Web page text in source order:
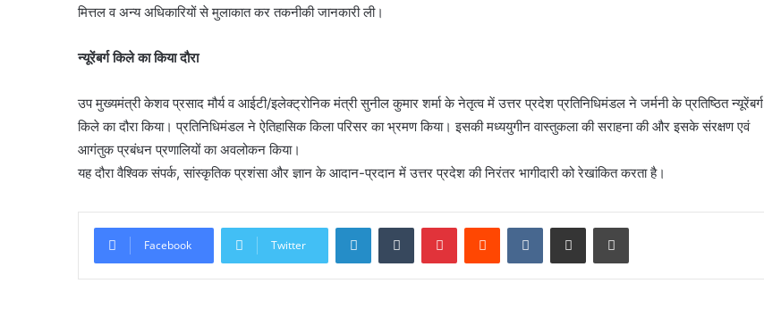
मित्तल व अन्य अधिकारियों से मुलाकात कर तकनीकी जानकारी ली।
न्यूरेंबर्ग किले का किया दौरा
उप मुख्यमंत्री केशव प्रसाद मौर्य व आईटी/इलेक्ट्रोनिक मंत्री सुनील कुमार शर्मा के नेतृत्व में उत्तर प्रदेश प्रतिनिधिमंडल ने जर्मनी के प्रतिष्ठित न्यूरेंबर्ग
किले का दौरा किया। प्रतिनिधिमंडल ने ऐतिहासिक किला परिसर का भ्रमण किया। इसकी मध्ययुगीन वास्तुकला की सराहना की और इसके संरक्षण एवं
आगंतुक प्रबंधन प्रणालियों का अवलोकन किया।
यह दौरा वैश्विक संपर्क, सांस्कृतिक प्रशंसा और ज्ञान के आदान-प्रदान में उत्तर प्रदेश की निरंतर भागीदारी को रेखांकित करता है।
Facebook Twitter
LinkedInTumblr PinterestReddit VKontakteShare via Email Print